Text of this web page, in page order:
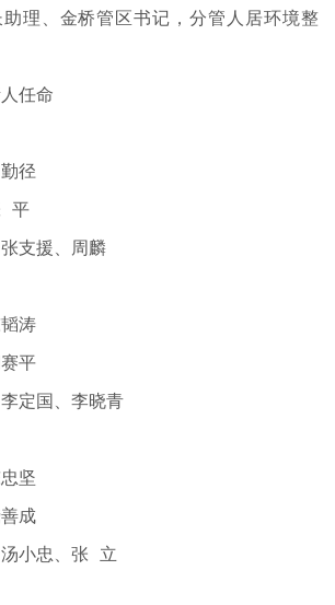
、金桥管区书记，分管人居环境整
任命
径
平
支援、周麟
涛
平
定国、李晓青
坚
成
小忠、张 立